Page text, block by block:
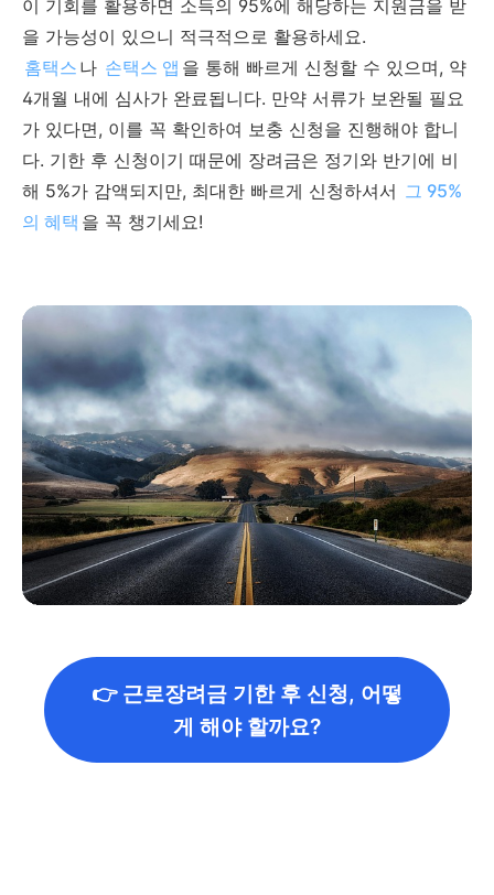
이 기회를 활용하면 소득의 95%에 해당하는 지원금을 받
을 가능성이 있으니 적극적으로 활용하세요.
홈택스 나 손택스 앱 을 통해 빠르게 신청할 수 있으며, 약
4개월 내에 심사가 완료됩니다. 만약 서류가 보완될 필요
가 있다면, 이를 꼭 확인하여 보충 신청을 진행해야 합니
다. 기한 후 신청이기 때문에 장려금은 정기와 반기에 비
해 5%가 감액되지만, 최대한 빠르게 신청하셔서 그 95%
의 혜택 을 꼭 챙기세요!
👉 근로장려금 기한 후 신청, 어떻
게 해야 할까요?